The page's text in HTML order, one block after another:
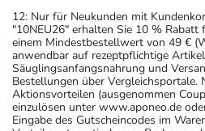
12: Nur für Neukunden mit
"10NEU26" erhalten Sie 10 %
einem Mindestbestellwert von 49 €
anwendbar auf rezeptpflichtige
Säuglingsanfangsnahrung und
Bestellungen über Vergleichsportale.
Aktionsvorteilen (ausgenommen
einzulösen unter www.aponeo.de
Eingabe des Gutscheincodes im